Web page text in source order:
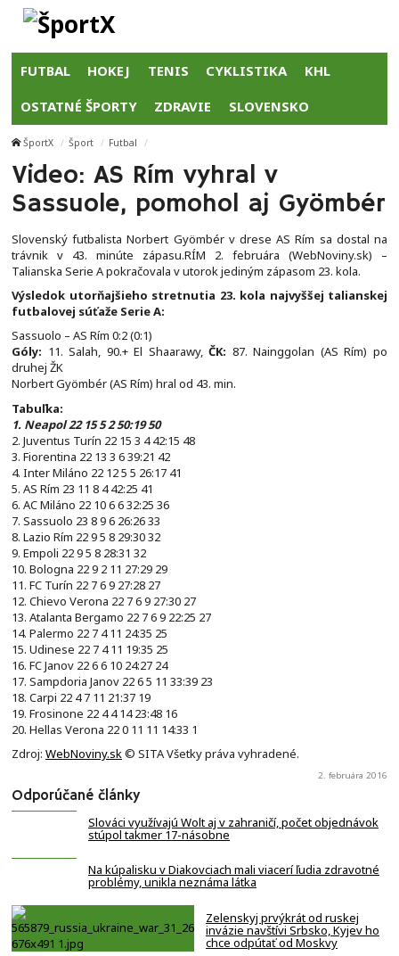
FUTBAL HOKEJ TENIS CYKLISTIKA KHL
OSTATNÉ ŠPORTY ZDRAVIE SLOVENSKO
ŠportX Šport Futbal
Video: AS Rím vyhral v
Sassuole, pomohol aj Gyömbér
Slovenský futbalista Norbert Gyömbér v drese AS Rím sa dostal na
trávnik v 43. minúte zápasu.RÍM 2. februára (WebNoviny.sk) –
Talianska Serie A pokračovala v utorok jediným zápasom 23. kola.
Výsledok utorňajšieho stretnutia 23. kola najvyššej talianskej
futbalovej súťaže Serie A:
Sassuolo – AS Rím 0:2 (0:1)
Góly: 11. Salah, 90.+ El Shaarawy,ČK: 87. Nainggolan (AS Rím) po
druhej ŽK
Norbert Gyömbér (AS Rím) hral od 43. min.
Tabuľka:
1. Neapol 22 15 5 2 50:19 50
2. Juventus Turín 22 15 3 4 42:15 48
3. Fiorentina 22 13 3 6 39:21 42
4. Inter Miláno 22 12 5 5 26:17 41
5. AS Rím 23 11 8 4 42:25 41
6. AC Miláno 22 10 6 6 32:25 36
7. Sassuolo 23 8 9 6 26:26 33
8. Lazio Rím 22 9 5 8 29:30 32
9. Empoli 22 9 5 8 28:31 32
10. Bologna 22 9 2 11 27:29 29
11. FC Turín 22 7 6 9 27:28 27
12. Chievo Verona 22 7 6 9 27:30 27
13. Atalanta Bergamo 22 7 6 9 22:25 27
14. Palermo 22 7 4 11 24:35 25
15. Udinese 22 7 4 11 19:35 25
16. FC Janov 22 6 6 10 24:27 24
17. Sampdoria Janov 22 6 5 11 33:39 23
18. Carpi 22 4 7 11 21:37 19
19. Frosinone 22 4 4 14 23:48 16
20. Hellas Verona 22 0 11 11 14:33 1
Zdroj: WebNoviny.sk© SITA Všetky práva vyhradené.
2. februára 2016
Odporúčané články
Slováci využívajú Wolt aj v zahraničí, počet objednávok
stúpol takmer 17-násobne
Na kúpalisku v Diakovciach mali viacerí ľudia zdravotné
problémy, unikla neznáma látka
Zelenskyj prvýkrát od ruskej
invázie navštívi Srbsko, Kyjev ho
chce odpútať od Moskvy